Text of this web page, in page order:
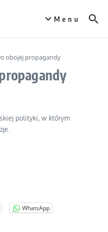
Menu
obojej propagandy
polityki, w którym
WhatsApp